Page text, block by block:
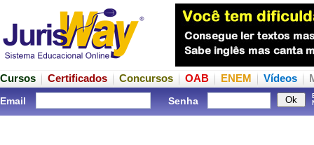
Cursos Certificados Concursos OAB ENEM Vídeos
Email Senha